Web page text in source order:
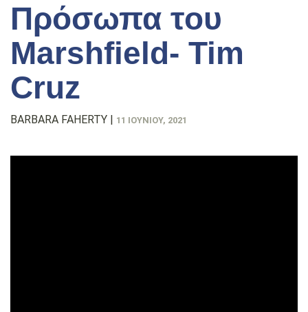
Πρόσωπα του
Marshfield- Tim
Cruz
BARBARA FAHERTY | 11 ΙΟΥΝΊΟΥ, 2021